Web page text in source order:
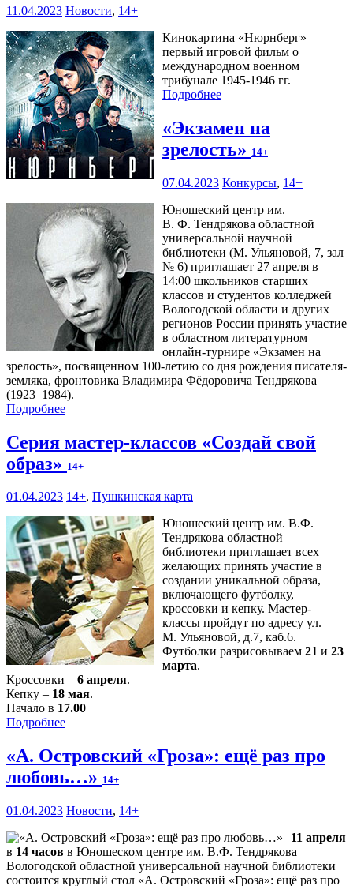
11.04.2023 Новости, 14+
Кинокартина «Нюрнберг» –
первый игровой фильм о
международном военном
трибунале 1945-1946 гг.
Подробнее
«Экзамен на
зрелость» 14+
07.04.2023 Конкурсы, 14+
Юношеский центр им.
В. Ф. Тендрякова областной
универсальной научной
библиотеки (М. Ульяновой, 7, зал
№ 6) приглашает 27 апреля в
14:00 школьников старших
классов и студентов колледжей
Вологодской области и других
регионов России принять участие
в областном литературном
онлайн-турнире «Экзамен на
зрелость», посвященном 100-летию со дня рождения писателя-
земляка, фронтовика Владимира Фёдоровича Тендрякова
(1923–1984).
Подробнее
Серия мастер-классов «Создай свой
образ» 14+
01.04.2023 14+, Пушкинская карта
Юношеский центр им. В.Ф.
Тендрякова областной
библиотеки приглашает всех
желающих принять участие в
создании уникальной образа,
включающего футболку,
кроссовки и кепку. Мастер-
классы пройдут по адресу ул.
М. Ульяновой, д.7, каб.6.
Футболки разрисовываем 21 и 23
марта.
Кроссовки – 6 апреля.
Кепку – 18 мая.
Начало в 17.00
Подробнее
«А. Островский «Гроза»: ещё раз про
любовь…» 14+
01.04.2023 Новости, 14+
11 апреля
в 14 часов в Юношеском центре им. В.Ф. Тендрякова
Вологодской областной универсальной научной библиотеки
состоится круглый стол «А. Островский «Гроза»: ещё раз про